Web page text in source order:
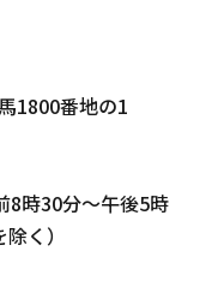
1800番地の1
8時30分～午後5時
く）